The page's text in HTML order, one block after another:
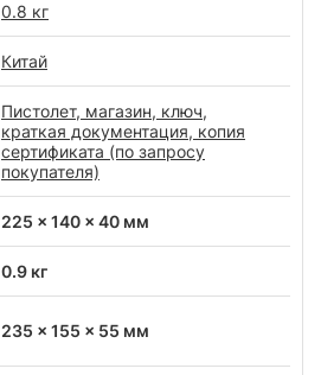
0.8 кг
Китай
Пистолет, магазин, ключ,
краткая документация, копия
сертификата (по запросу
покупателя)
225 x 140 x 40 мм
0.9 кг
235 x 155 x 55 мм